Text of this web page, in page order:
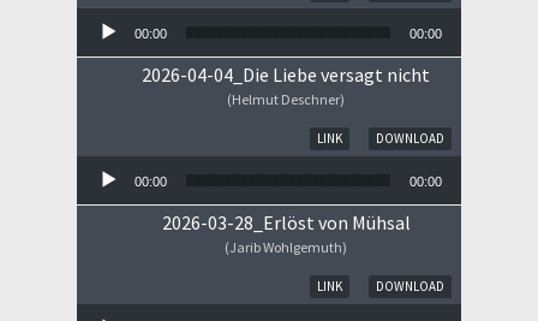
00:00 00:00
2026-04-04_Die Liebe versagt nicht
(Helmut Deschner)
DOWNLOAD
LINK
00:00 00:00
2026-03-28_Erlöst von Mühsal
(Jarib Wohlgemuth)
DOWNLOAD
LINK